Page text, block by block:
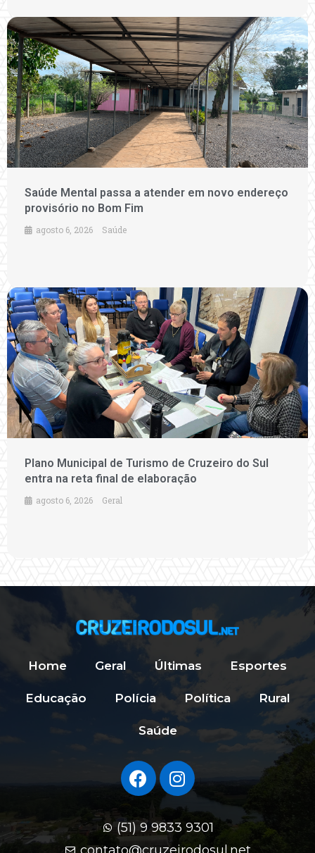
Saúde Mental passa a atender em novo endereço
provisório no Bom Fim
agosto 6, 2026 Saúde
Plano Municipal de Turismo de Cruzeiro do Sul
entra na reta final de elaboração
agosto 6, 2026 Geral
Home Geral Últimas Esportes
Educação Polícia Política Rural
Saúde
(51) 9 9833 9301